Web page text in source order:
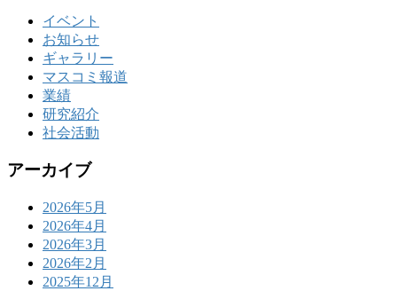
イベント
お知らせ
ギャラリー
マスコミ報道
業績
研究紹介
社会活動
アーカイブ
2026年5月
2026年4月
2026年3月
2026年2月
2025年12月